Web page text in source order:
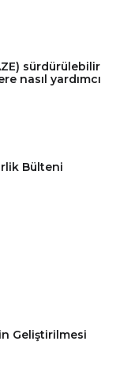
sürdürülebilir
nasıl yardımcı
Bülteni
Geliştirilmesi